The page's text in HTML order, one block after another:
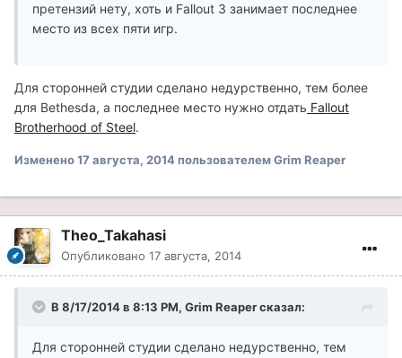
претензий нету, хоть и Fallout 3 занимает последнее
место из всех пяти игр.
Для сторонней студии сделано недурственно, тем более
для Bethesda, а последнее место нужно отдать Fallout
Brotherhood of Steel.
Изменено17 августа, 2014пользователем Grim Reaper
Theo_Takahasi
Опубликовано 17 августа, 2014
В 8/17/2014 в 8:13 PM, Grim Reaper сказал:
Для сторонней студии сделано недурственно, тем